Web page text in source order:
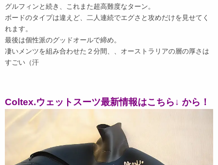
グルフィンと続き、これまた超高難度なターン。
ボードのタイプは違えど、二人連続でエグさと攻めだけを見せてく
れます。
最後は個性派のグッドオールで締め。
凄いメンツを組み合わせた２分間、、オーストラリアの層の厚さは
すごい（汗
Coltex.ウェットスーツ最新情報はこちら↓ から！